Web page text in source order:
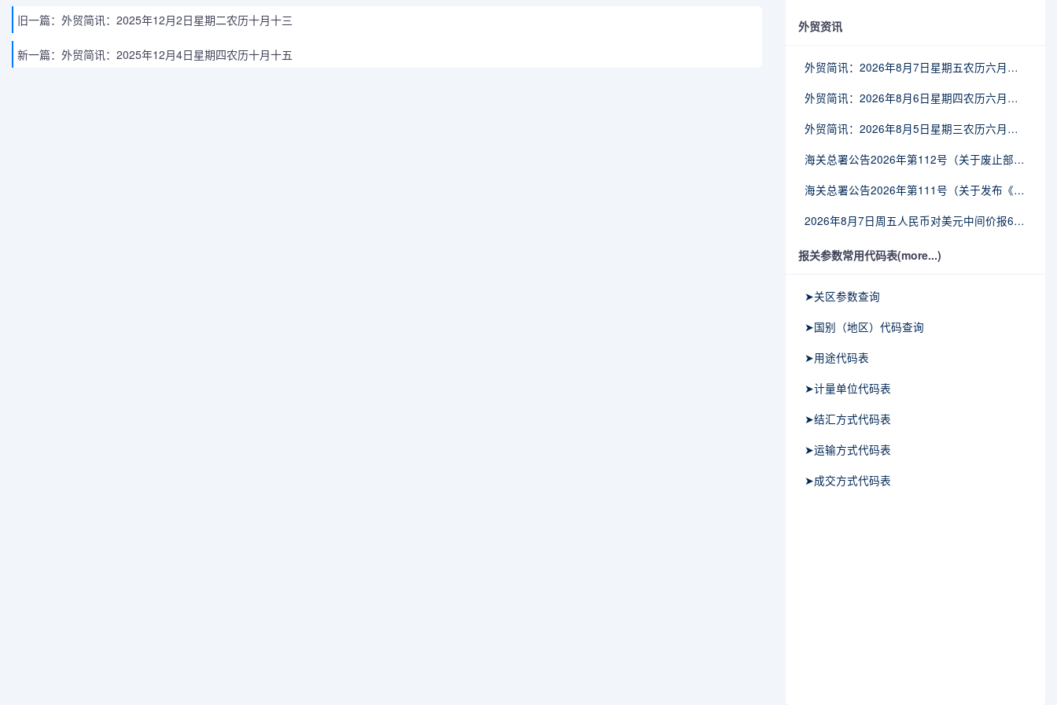
旧一篇： 外贸简讯：2025年12月2日星期二农历十月十三
新一篇： 外贸简讯：2025年12月4日星期四农历十月十五
外贸资讯
外贸简讯：2026年8月7日星期五农历六月廿五
外贸简讯：2026年8月6日星期四农历六月廿四
外贸简讯：2026年8月5日星期三农历六月廿三
海关总署公告2026年第112号（关于废止部分卫生检疫类规范性文件的公告）
海关总署公告2026年第111号（关于发布《进出境动植物检疫处理监督管理工作规定》《进出境卫生处理监督管理工作规定》的公告）
2026年8月7日周五人民币对美元中间价报6.7904调贬9个基点
报关参数常用代码表(more...)
➤关区参数查询
➤国别（地区）代码查询
➤用途代码表
➤计量单位代码表
➤结汇方式代码表
➤运输方式代码表
➤成交方式代码表